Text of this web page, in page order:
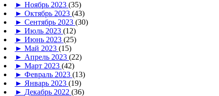
► Ноябрь 2023 (35)
► Октябрь 2023 (43)
► Сентябрь 2023 (30)
► Июль 2023 (12)
► Июнь 2023 (25)
► Май 2023 (15)
► Апрель 2023 (22)
► Март 2023 (42)
► Февраль 2023 (13)
► Январь 2023 (19)
► Декабрь 2022 (36)